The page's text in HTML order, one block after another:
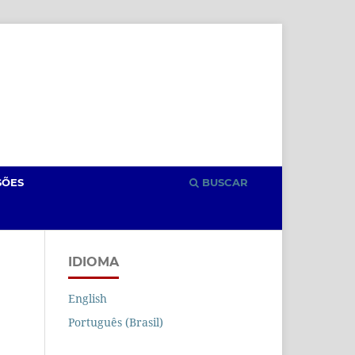
BUSCAR
IDIOMA
English
Português (Brasil)